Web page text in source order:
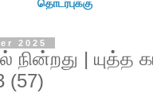
தொடர்புக்கு
2025
நின்றது | யுத்த
(57)